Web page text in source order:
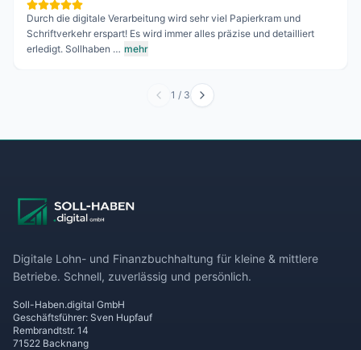
Seit Jahren für unsere Firma "Kraftstoff Abpump Service" am Start.
Und wird auch so bleiben, denn wir sind absolut zufrieden mit der
erbrachten Leistu… mehr
2 / 3
Digitale Lohn- und Finanzbuchhaltung für kleine & mittlere
Betriebe. Schnell, zuverlässig und persönlich.
Soll-Haben.digital GmbH
Geschäftsführer: Sven Hupfauf
Rembrandtstr. 14
71522 Backnang